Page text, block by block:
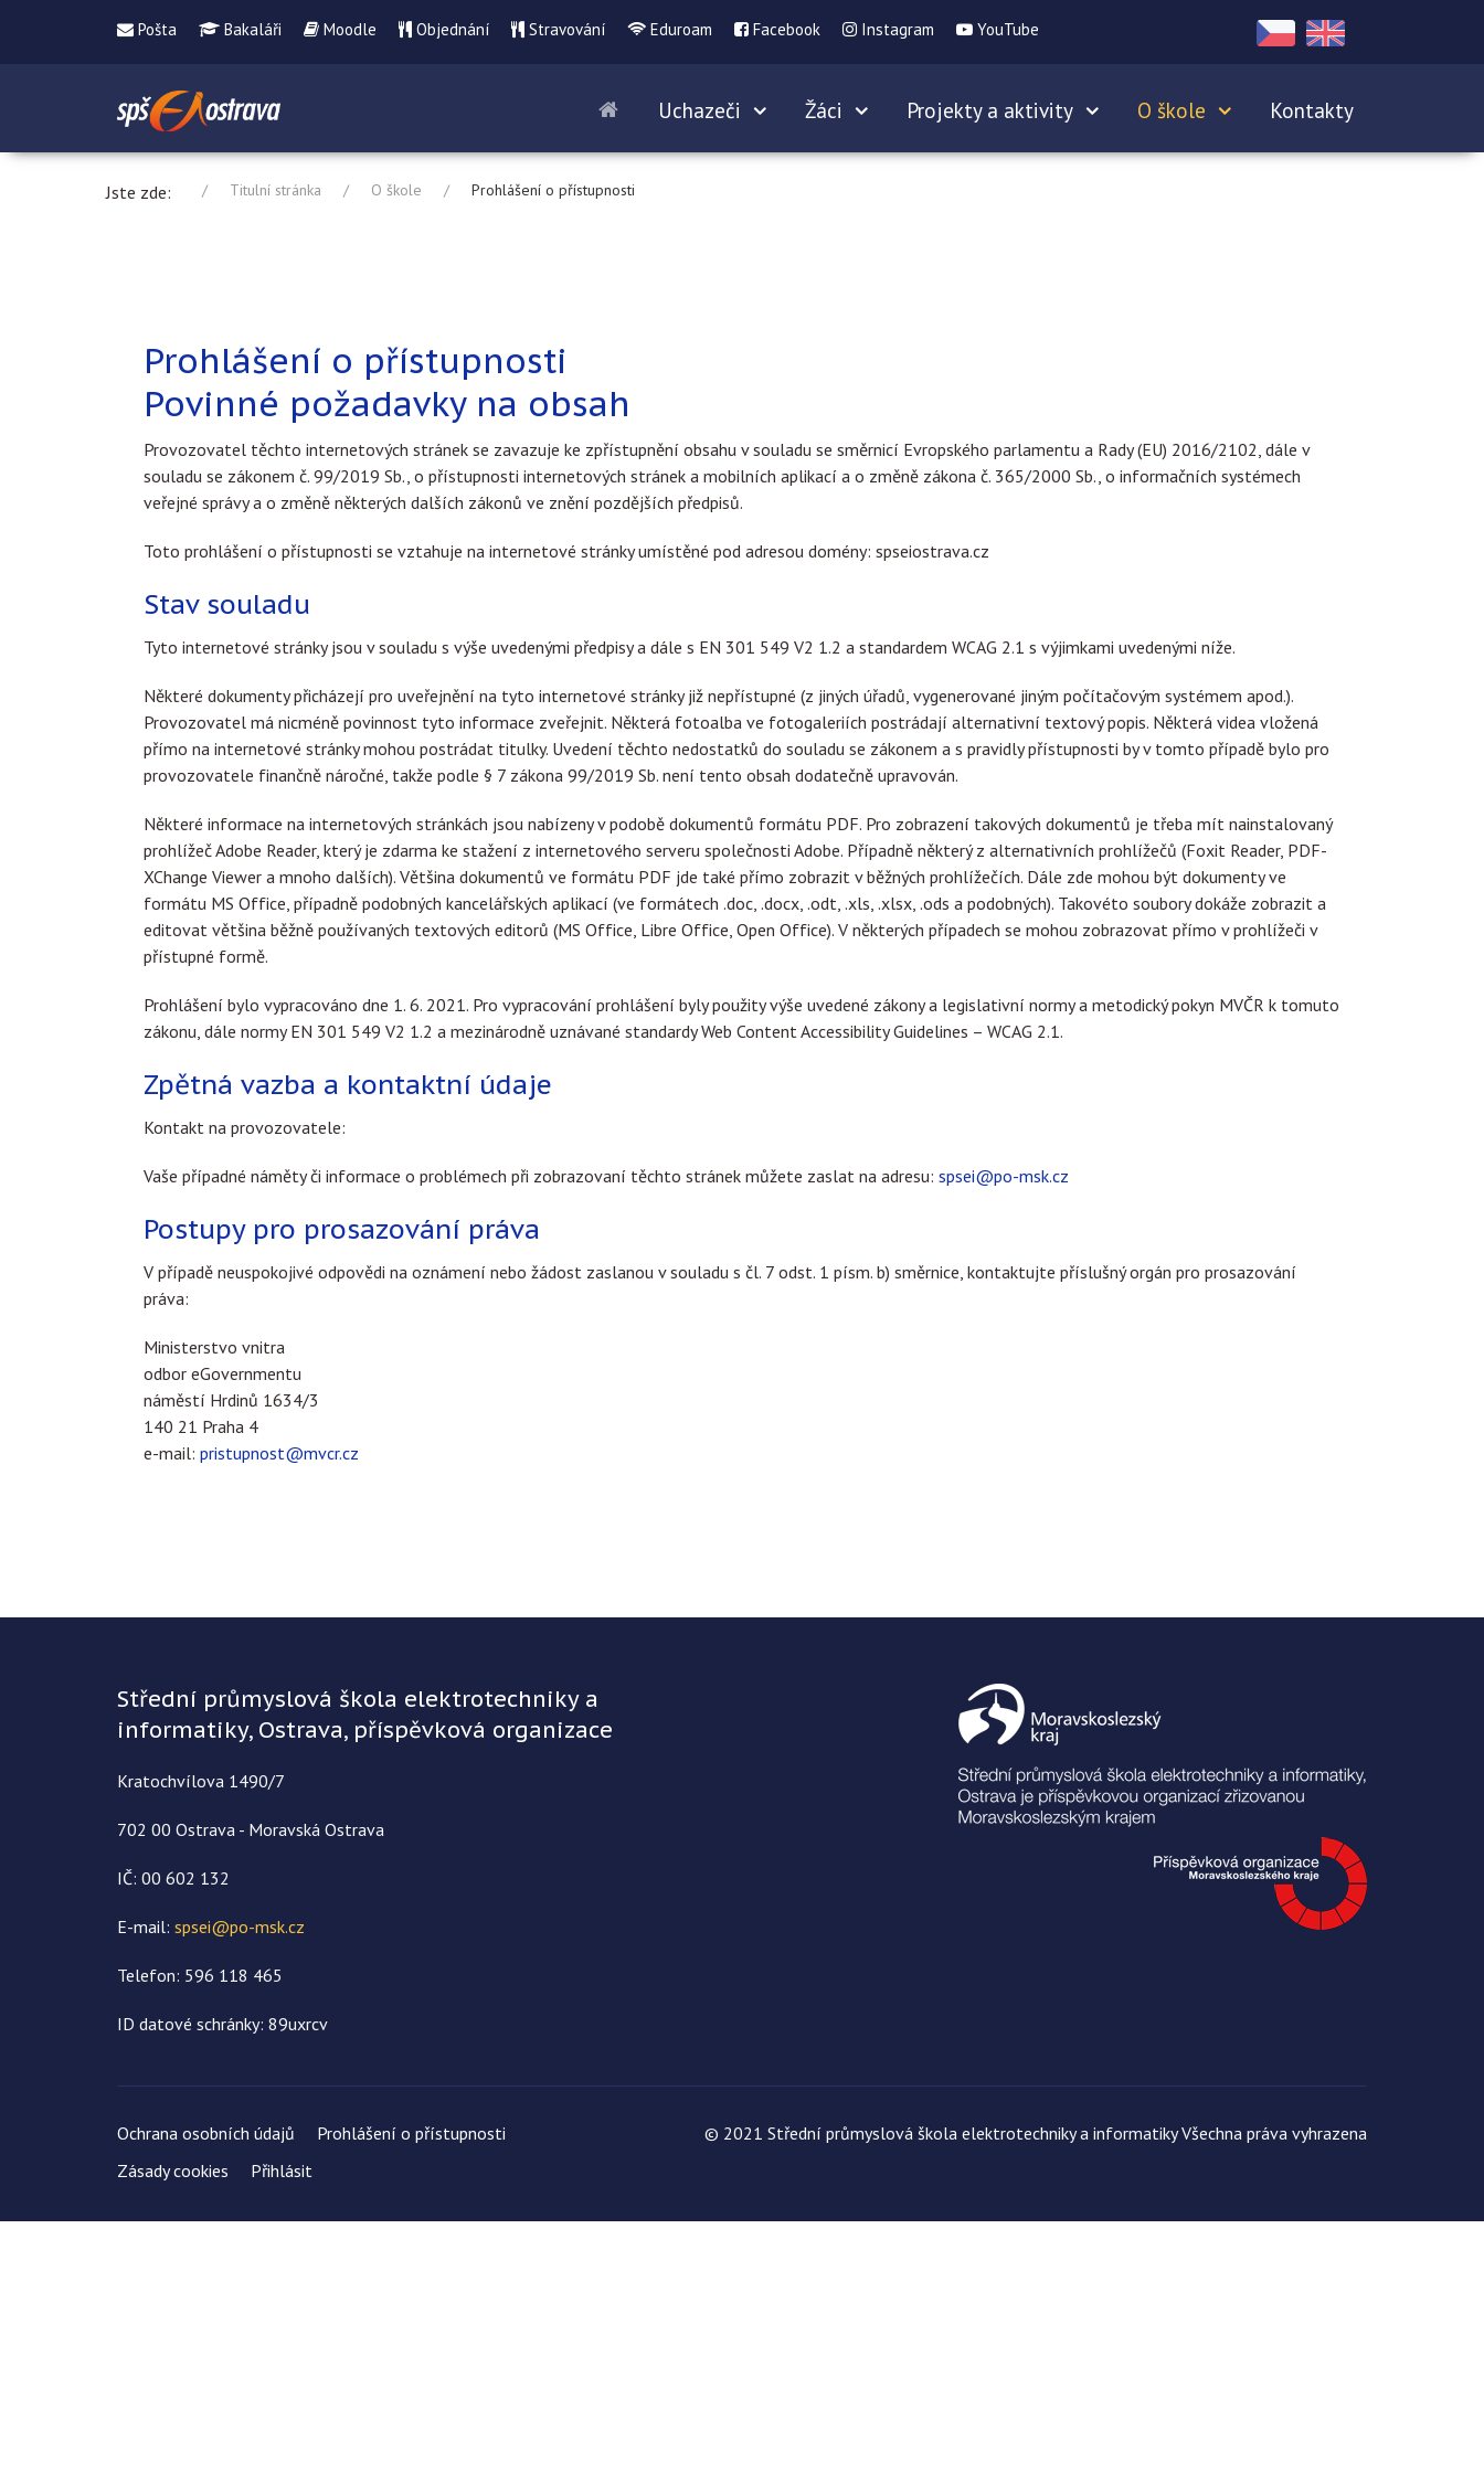
Pošta Bakaláři Moodle Objednání Stravování Eduroam Facebook Instagram YouTube
Uchazeči Žáci Projekty a aktivity O škole Kontakty
Jste zde: Titulní stránka O škole Prohlášení o přístupnosti
Prohlášení o přístupnosti
Povinné požadavky na obsah
Provozovatel těchto internetových stránek se zavazuje ke zpřístupnění obsahu v souladu se směrnicí Evropského parlamentu a Rady (EU) 2016/2102, dále v
souladu se zákonem č. 99/2019 Sb., o přístupnosti internetových stránek a mobilních aplikací a o změně zákona č. 365/2000 Sb., o informačních systémech
veřejné správy a o změně některých dalších zákonů ve znění pozdějších předpisů.
Toto prohlášení o přístupnosti se vztahuje na internetové stránky umístěné pod adresou domény: spseiostrava.cz
Stav souladu
Tyto internetové stránky jsou v souladu s výše uvedenými předpisy a dále s EN 301 549 V2 1.2 a standardem WCAG 2.1 s výjimkami uvedenými níže.
Některé dokumenty přicházejí pro uveřejnění na tyto internetové stránky již nepřístupné (z jiných úřadů, vygenerované jiným počítačovým systémem apod.).
Provozovatel má nicméně povinnost tyto informace zveřejnit. Některá fotoalba ve fotogaleriích postrádají alternativní textový popis. Některá videa vložená
přímo na internetové stránky mohou postrádat titulky. Uvedení těchto nedostatků do souladu se zákonem a s pravidly přístupnosti by v tomto případě bylo pro
provozovatele finančně náročné, takže podle § 7 zákona 99/2019 Sb. není tento obsah dodatečně upravován.
Některé informace na internetových stránkách jsou nabízeny v podobě dokumentů formátu PDF. Pro zobrazení takových dokumentů je třeba mít nainstalovaný
prohlížeč Adobe Reader, který je zdarma ke stažení z internetového serveru společnosti Adobe. Případně některý z alternativních prohlížečů (Foxit Reader, PDF-
XChange Viewer a mnoho dalších). Většina dokumentů ve formátu PDF jde také přímo zobrazit v běžných prohlížečích. Dále zde mohou být dokumenty ve
formátu MS Office, případně podobných kancelářských aplikací (ve formátech .doc, .docx, .odt, .xls, .xlsx, .ods a podobných). Takovéto soubory dokáže zobrazit a
editovat většina běžně používaných textových editorů (MS Office, Libre Office, Open Office). V některých případech se mohou zobrazovat přímo v prohlížeči v
přístupné formě.
Prohlášení bylo vypracováno dne 1. 6. 2021. Pro vypracování prohlášení byly použity výše uvedené zákony a legislativní normy a metodický pokyn MVČR k tomuto
zákonu, dále normy EN 301 549 V2 1.2 a mezinárodně uznávané standardy Web Content Accessibility Guidelines – WCAG 2.1.
Zpětná vazba a kontaktní údaje
Kontakt na provozovatele:
Vaše případné náměty či informace o problémech při zobrazovaní těchto stránek můžete zaslat na adresu: spsei@po-msk.cz
Postupy pro prosazování práva
V případě neuspokojivé odpovědi na oznámení nebo žádost zaslanou v souladu s čl. 7 odst. 1 písm. b) směrnice, kontaktujte příslušný orgán pro prosazování
práva:
Ministerstvo vnitra
odbor eGovernmentu
náměstí Hrdinů 1634/3
140 21 Praha 4
e-mail: pristupnost@mvcr.cz
Střední průmyslová škola elektrotechniky a
informatiky, Ostrava, příspěvková organizace
Kratochvílova 1490/7
702 00 Ostrava - Moravská Ostrava
IČ: 00 602 132
E-mail: spsei@po-msk.cz
Telefon: 596 118 465
ID datové schránky: 89uxrcv
Ochrana osobních údajů
Prohlášení o přístupnosti
Zásady cookies
Přihlásit
© 2021 Střední průmyslová škola elektrotechniky a informatiky Všechna práva vyhrazena